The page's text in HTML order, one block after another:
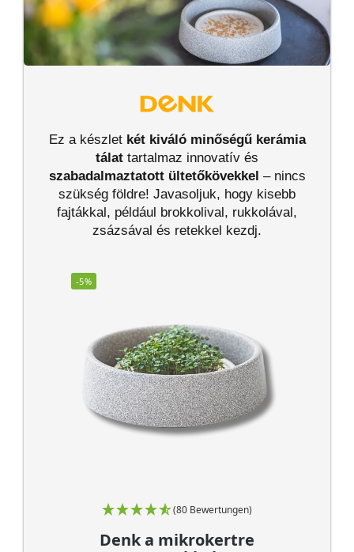
Ez a készlet két kiváló minőségű kerámia
tálat tartalmaz innovatív és
szabadalmaztatott ültetőkövekkel – nincs
szükség földre! Javasoljuk, hogy kisebb
fajtákkal, például brokkolival, rukkolával,
zsázsával és retekkel kezdj.
-5%
(80 Bewertungen)
Denk a mikrokertre